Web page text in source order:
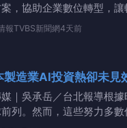
，協助企業數位轉型，
報TVBS新聞網4天前
製造業AI投資熱卻未見
｜吳承岳／台北報導根
列。然而，這些努力多